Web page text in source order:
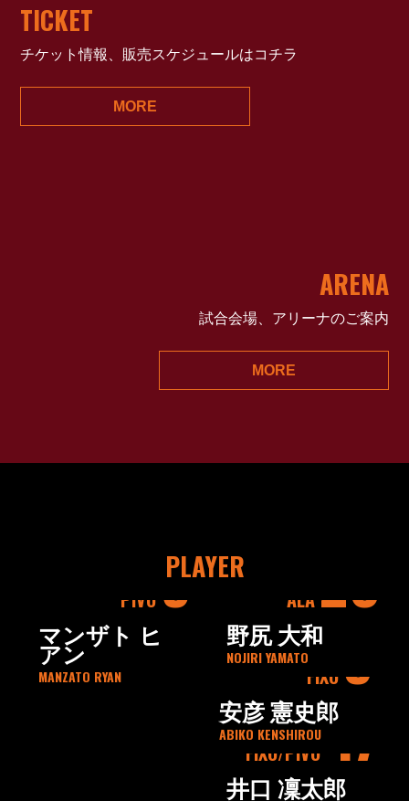
TICKET
チケット情報、販売スケジュールはコチラ
MORE
ARENA
試合会場、アリーナのご案内
MORE
PLAYER
PIVO 9
マンザト ヒ
アン
MANZATO RYAN
ALA 28
野尻 大和
NOJIRI YAMATO
FIXO 5
安彦 憲史郎
ABIKO KENSHIROU
FIXO PIVO47
井口 凜太郎